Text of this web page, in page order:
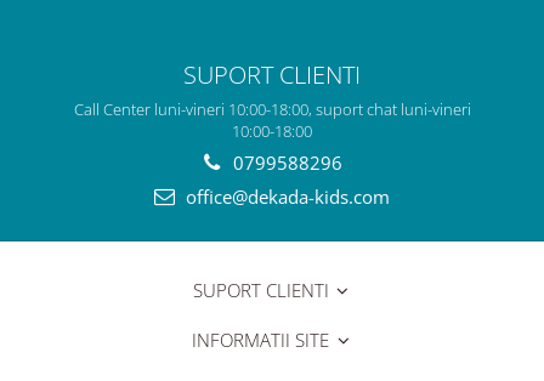
SUPORT CLIENTI
Call Center luni-vineri 10:00-18:00, suport chat luni-vineri
10:00-18:00
0799588296
office@dekada-kids.com
SUPORT CLIENTI
INFORMATII SITE